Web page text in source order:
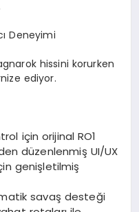
Deneyimi
hissini korurken
ediyor.
içinorijinal RO1
düzenlenmiş UI/UX
genişletilmiş
savaş desteği